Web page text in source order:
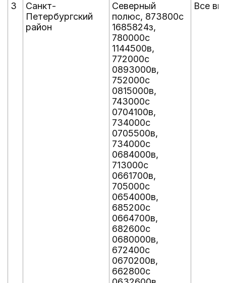
3
Санкт-
Петербургский
район
Северный
полюс, 873800с
1685824з,
780000с
1144500в,
772000с
0893000в,
752000с
0815000в,
743000с
0704100в,
734000с
0705500в,
734000с
0684000в,
713000с
0661700в,
705000с
0654000в,
685200с
0664700в,
682600с
0680000в,
672400с
0670200в,
662800с
Все